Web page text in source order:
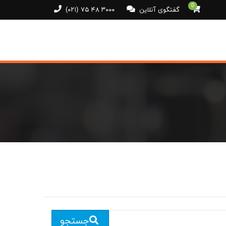
(۰۲۱) ۷۵ ۴۸ ۳۰۰۰ گفتگوی آنلاین 0
جستجو